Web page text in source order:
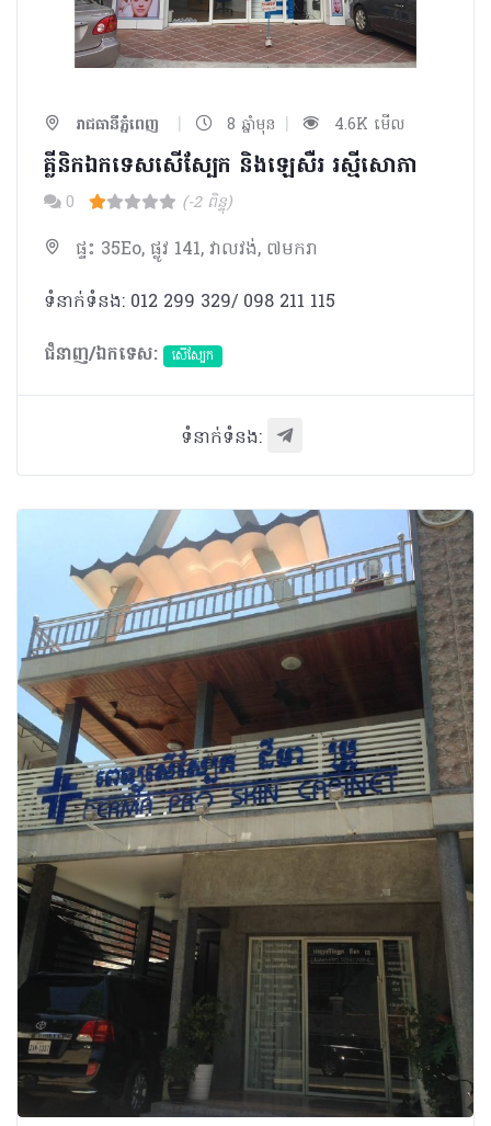
រាជធានីភ្នំពេញ | 8 ឆ្នាំមុន | 4.6K មើល
គ្លីនិកឯកទេសសើស្បែក និងឡេសឺរ រស្មីសោភា
0 (-2 ពិន្ទុ)
ផ្ទះ 35Eo, ផ្លូវ 141, វាលវង់, ៧មករា
ទំនាក់ទំនង: 012 299 329/ 098 211 115
ជំនាញ/ឯកទេស:
សើស្បែក
ទំនាក់ទំនង: